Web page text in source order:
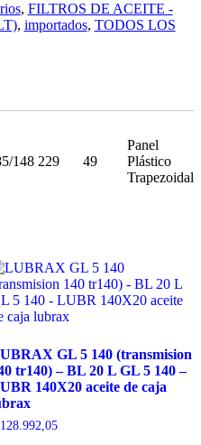
, FILTROS DE ACEITE -
, importados, TODOS LOS
148 229 49
Panel
Plástico
Trapezoidal
GL 5 140 (transmision
tr140) – BL 20 L GL 5 140 –
140X20 aceite de caja
128.992,05